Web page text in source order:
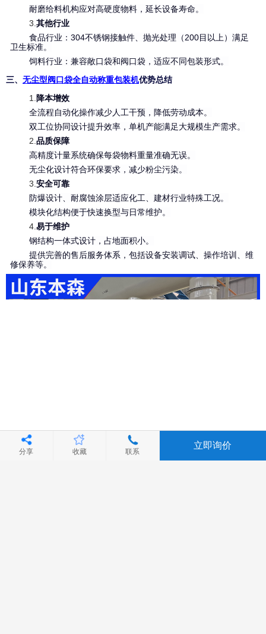
耐磨给料机构应对高硬度物料，延长设备寿命。
3. 其他行业
食品行业：304不锈钢接触件、抛光处理（200目以上）满足
卫生标准。
饲料行业：兼容敞口袋和阀口袋，适应不同包装形式。
三、 无尘型阀口袋全自动称重包装机优势总结
1. 降本增效
全流程自动化操作减少人工干预，降低劳动成本。
双工位协同设计提升效率，单机产能满足大规模生产需求。
2. 品质保障
高精度计量系统确保每袋物料重量准确无误。
无尘化设计符合环保要求，减少粉尘污染。
3. 安全可靠
防爆设计、耐腐蚀涂层适应化工、建材行业特殊工况。
模块化结构便于快速换型与日常维护。
4. 易于维护
钢结构一体式设计，占地面积小。
提供完善的售后服务体系，包括设备安装调试、操作培训、维
修保养等。
分享 收藏 联系
立即询价